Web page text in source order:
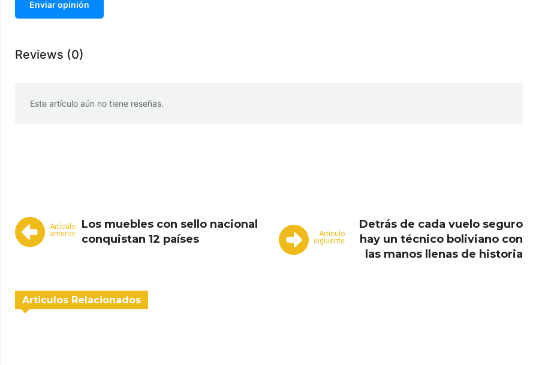
Enviar opinión
Reviews (0)
Este artículo aún no tiene reseñas.
Artículo
anterior
Los muebles con sello nacional
conquistan 12 países
Artículo
siguiente
Detrás de cada vuelo seguro
hay un técnico boliviano con
las manos llenas de historia
Articulos Relacionados